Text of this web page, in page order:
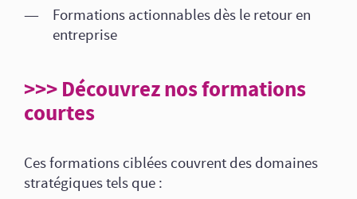
Formations actionnables dès le retour en
entreprise
>>> Découvrez nos formations
courtes
Ces formations ciblées couvrent des domaines
stratégiques tels que :